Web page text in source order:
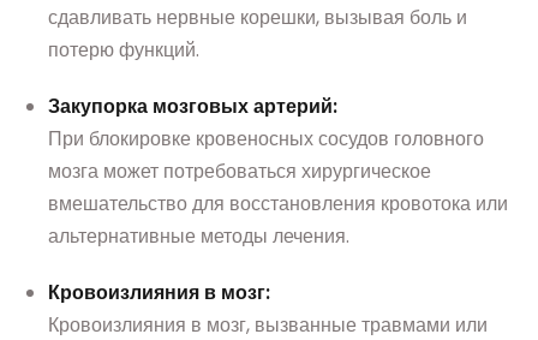
сдавливать нервные корешки, вызывая боль и
потерю функций.
Закупорка мозговых артерий:
При блокировке кровеносных сосудов головного
мозга может потребоваться хирургическое
вмешательство для восстановления кровотока или
альтернативные методы лечения.
Кровоизлияния в мозг:
Кровоизлияния в мозг, вызванные травмами или